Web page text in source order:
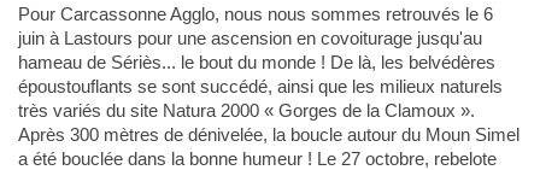
Pour Carcassonne Agglo, nous nous sommes retrouvés le 6
juin à Lastours pour une ascension en covoiturage jusqu'au
hameau de Sériès... le bout du monde ! De là, les belvédères
époustouflants se sont succédé, ainsi que les milieux naturels
très variés du site Natura 2000 « Gorges de la Clamoux ».
Après 300 mètres de dénivelée, la boucle autour du Moun Simel
a été bouclée dans la bonne humeur ! Le 27 octobre, rebelote